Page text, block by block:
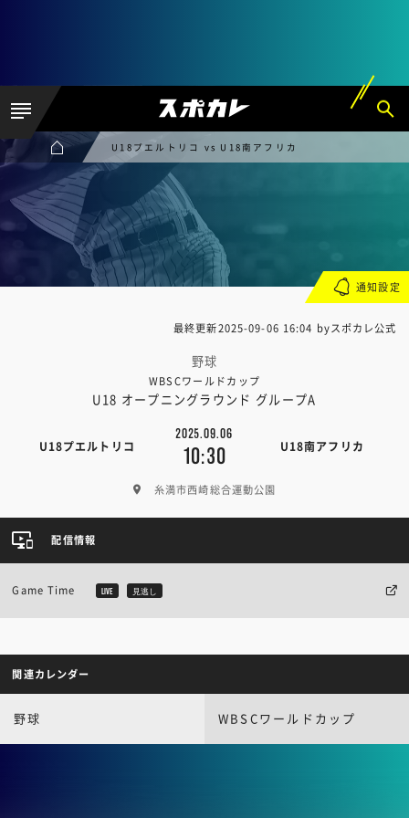
U18プエルトリコ vs U18南アフリカ
最終更新2025-09-06 16:04 byスポカレ公式
野球
WBSCワールドカップ
U18 オープニングラウンド グループA
U18プエルトリコ
2025.09.06
10:30 U18南アフリカ
糸満市西崎総合運動公園
通知設定
配信情報
Game Time LIVE 見逃し
関連カレンダー
野球 WBSCワールドカップ